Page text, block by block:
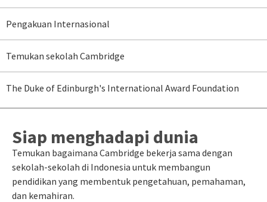
Pengakuan Internasional
Temukan sekolah Cambridge
The Duke of Edinburgh's International Award Foundation
Siap menghadapi dunia
Temukan bagaimana Cambridge bekerja sama dengan
sekolah-sekolah di Indonesia untuk membangun
pendidikan yang membentuk pengetahuan, pemahaman,
dan kemahiran.